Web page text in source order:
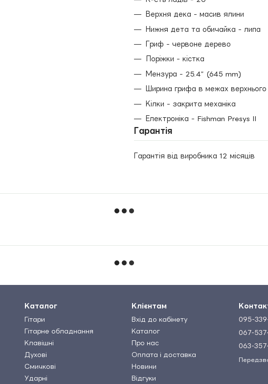
Верхня дека - масив ялини
Нижня дета та обичайка - липа
Гриф - червоне дерево
Поріжки - кістка
Мензура - 25.4” (645 mm)
Ширина грифа в межах
Кілки - закрита механіка
Електроніка - Fishman Presys II
Гарантія
Гарантія від виробника 12 місяців
Каталог
Гітари
Гітарне обладнання
Клавішні
Духові
Смичкові
Ударні
Клієнтам
Вхід до кабінету
Каталог
Про нас
Оплата і доставка
Новини
Відгуки
095-
067-
063-